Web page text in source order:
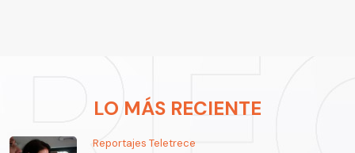
LO MÁS RECIENTE
Reportajes Teletrece